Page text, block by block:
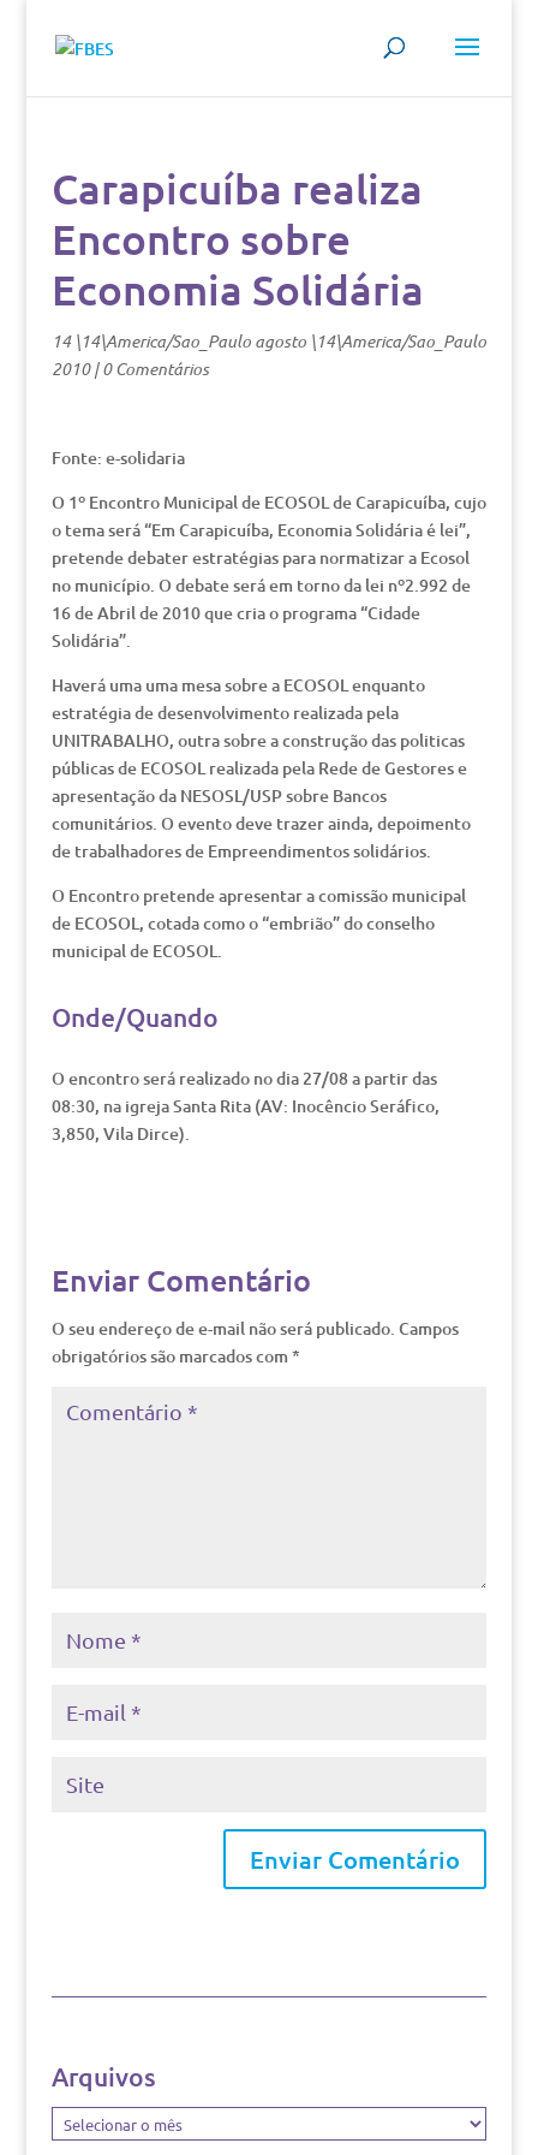
Carapicuíba realiza
Encontro sobre
Economia Solidária
14 \14\America/Sao_Paulo agosto \14\America/Sao_Paulo
2010|0 Comentários
Fonte: e-solidaria
O 1º Encontro Municipal de ECOSOL de Carapicuíba, cujo
o tema será “Em Carapicuíba, Economia Solidária é lei”,
pretende debater estratégias para normatizar a Ecosol
no município. O debate será em torno da lei nº2.992 de
16 de Abril de 2010 que cria o programa “Cidade
Solidária”.
Haverá uma uma mesa sobre a ECOSOL enquanto
estratégia de desenvolvimento realizada pela
UNITRABALHO, outra sobre a construção das politicas
públicas de ECOSOL realizada pela Rede de Gestores e
apresentação da NESOSL/USP sobre Bancos
comunitários. O evento deve trazer ainda, depoimento
de trabalhadores de Empreendimentos solidários.
O Encontro pretende apresentar a comissão municipal
de ECOSOL, cotada como o “embrião” do conselho
municipal de ECOSOL.
Onde/Quando
O encontro será realizado no dia 27/08 a partir das
08:30, na igreja Santa Rita (AV: Inocêncio Seráfico,
3,850, Vila Dirce).
Enviar Comentário
O seu endereço de e-mail não será publicado. Campos
obrigatórios são marcados com *
Arquivos
Arquivos